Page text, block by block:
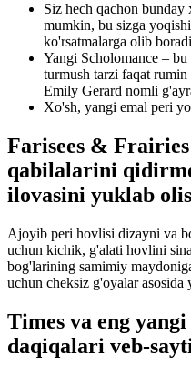
Siz hech qachon
mumkin, bu sizga
ko'rsatmalarga olib
Yangi Scholomance –
turmush tarzi faqat
Emily Gerard nomli
Xo'sh, yangi emal peri
Farisees &
qabilalarini
ilovasini yuklab
Ajoyib peri hovlisi dizayni va
uchun kichik, g'alati hovlini
bog'larining samimiy
uchun cheksiz g'oyalar
Times va eng
daqiqalari veb-